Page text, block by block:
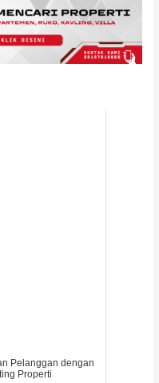
Pelanggan dengan
Properti